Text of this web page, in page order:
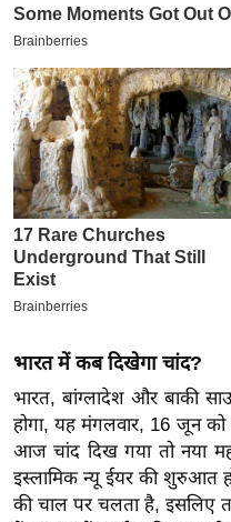
ज
ट
खे
ल
क्रि
के
ट
I
P
L
2
2
6
क्रा
इ
म
भारत में कब दिखेगा चांद?
भारत, बांग्लादेश और बाकी
होगा, यह मंगलवार, 16 जून को
आज चांद दिख गया तो नया
इस्लामिक न्यू ईयर की शुरुआत
की चाल पर चलता है, इसलिए